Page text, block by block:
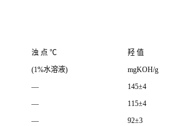
浊 点 ℃
(1%水溶液)
羟 值
mgKOH/g
— 145±4
—
115±4
—
92±3